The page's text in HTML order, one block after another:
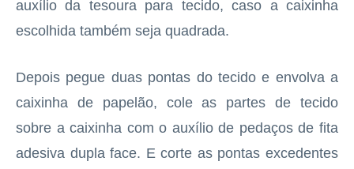
auxílio da tesoura para tecido, caso a caixinha
escolhida também seja quadrada.
Depois pegue duas pontas do tecido e envolva a
caixinha de papelão, cole as partes de tecido
sobre a caixinha com o auxílio de pedaços de fita
adesiva dupla face. E corte as pontas excedentes